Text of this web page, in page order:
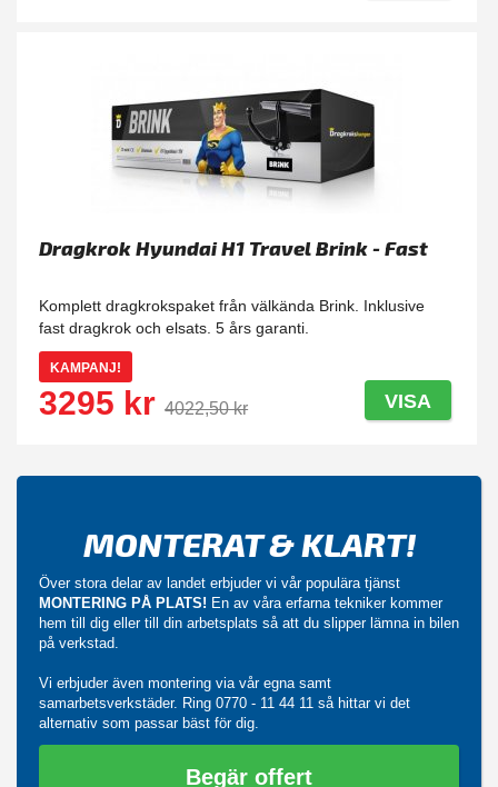
Dragkrok Hyundai H1 Travel Brink - Fast
Komplett dragkrokspaket från välkända Brink. Inklusive
fast dragkrok och elsats. 5 års garanti.
KAMPANJ!
3295 kr 4022,50 kr VISA
MONTERAT & KLART!
Över stora delar av landet erbjuder vi vår populära tjänst
MONTERING PÅ PLATS! En av våra erfarna tekniker kommer
hem till dig eller till din arbetsplats så att du slipper lämna in bilen
på verkstad.
Vi erbjuder även montering via vår egna samt
samarbetsverkstäder. Ring 0770 - 11 44 11 så hittar vi det
alternativ som passar bäst för dig.
Begär offert